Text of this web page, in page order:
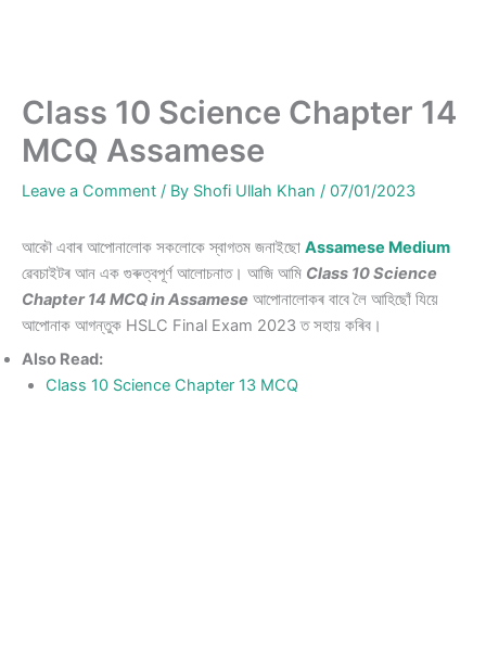
Class 10 Science Chapter 14
MCQ Assamese
Leave a Comment / By Shofi Ullah Khan / 07/01/2023
আকৌ এবাৰ আপোনালোক সকলোকে স্বাগতম জনাইছো Assamese Medium
ৱেবচাইটৰ আন এক গুৰুত্বপূৰ্ণ আলোচনাত। আজি আমি Class 10 Science
Chapter 14 MCQ in Assamese আপোনালোকৰ বাবে লৈ আহিছোঁ যিয়ে
আপোনাক আগন্তুক HSLC Final Exam 2023 ত সহায় কৰিব।
Also Read:
Class 10 Science Chapter 13 MCQ